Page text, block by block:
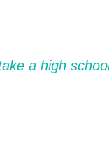
a high